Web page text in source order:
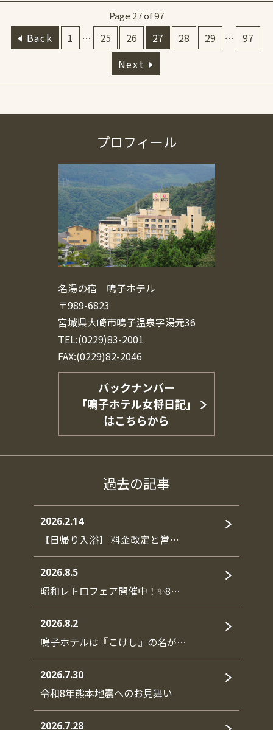
Page 27 of 97
Back 1 … 25 26 27 28 29 …
97
Next
プロフィール
名湯の宿 鳴子ホテル
〒989-6823
宮城県大崎市鳴子温泉字湯元36
TEL:(0229)83-2001
FAX:(0229)82-2046
バックナンバー
「鳴子ホテル女将日記」
はこちらから
過去の記事
2026.2.14
【日帰り入浴】 料金改定と営…
2026.8.5
昭和レトロフェア開催中！✨8…
2026.8.2
鳴子ホテルは『こけし』の名が…
2026.7.30
令和8年熊本地震へのお見舞い
2026.7.28